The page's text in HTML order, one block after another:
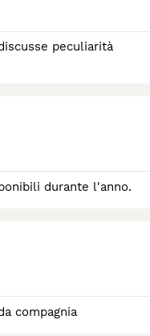
peculiarità
durante l'anno.
ENCI FCI per la selezione del cocker americano . Cuccioli da expo e da compagnia